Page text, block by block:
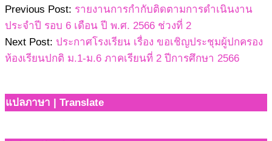
Previous Post: รายงานการกำกับติดตามการดำเนินงาน
ประจำปี รอบ 6 เดือน ปี พ.ศ. 2566 ช่วงที่ 2
Next Post: ประกาศโรงเรียน เรื่อง ขอเชิญประชุมผู้ปกครอง
ห้องเรียนปกติ ม.1-ม.6 ภาคเรียนที่ 2 ปีการศึกษา 2566
แปลภาษา | Translate